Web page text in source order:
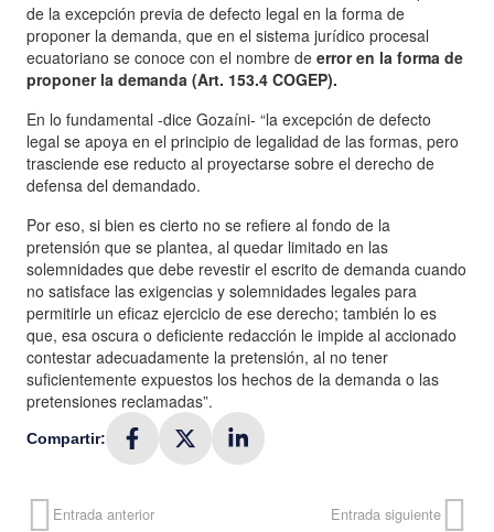
de la excepción previa de defecto legal en la forma de
proponer la demanda, que en el sistema jurídico procesal
ecuatoriano se conoce con el nombre de error en la forma de
proponer la demanda (Art. 153.4 COGEP).
En lo fundamental -dice Gozaíni- “la excepción de defecto
legal se apoya en el principio de legalidad de las formas, pero
trasciende ese reducto al proyectarse sobre el derecho de
defensa del demandado.
Por eso, si bien es cierto no se refiere al fondo de la
pretensión que se plantea, al quedar limitado en las
solemnidades que debe revestir el escrito de demanda cuando
no satisface las exigencias y solemnidades legales para
permitirle un eficaz ejercicio de ese derecho; también lo es
que, esa oscura o deficiente redacción le impide al accionado
contestar adecuadamente la pretensión, al no tener
suficientemente expuestos los hechos de la demanda o las
pretensiones reclamadas”.
Compartir:
Entrada anterior Entrada siguiente